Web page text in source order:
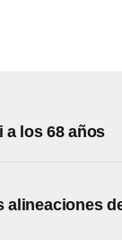
a los 68 años
alineaciones